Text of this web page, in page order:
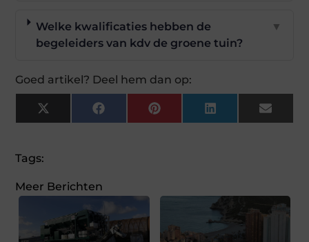
Welke kwalificaties hebben de
begeleiders van kdv de groene tuin?
▼
Goed artikel? Deel hem dan op:
X
(Twitter)
FacebookPinterestLinkedIn Email
Tags:
Meer Berichten